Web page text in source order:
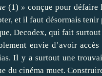
(1) » conçue pour défaire
et il faut désormais
Decodex, qui fait
envie d’avoir
Il y a surtout une
du cinéma muet.